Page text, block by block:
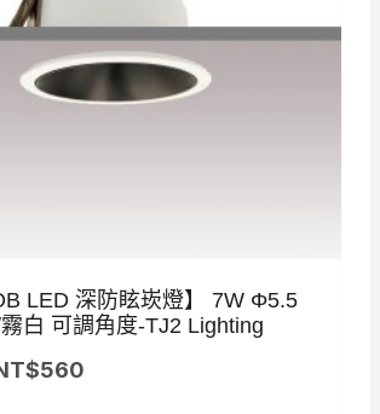
LED 深防眩崁燈】 7W Φ5.5
白 可調角度-TJ2 Lighting
560目